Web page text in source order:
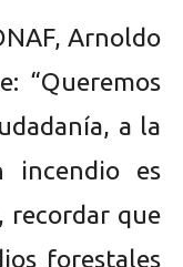
Arnoldo
“Queremos
a la
incendio es
recordar que
forestales